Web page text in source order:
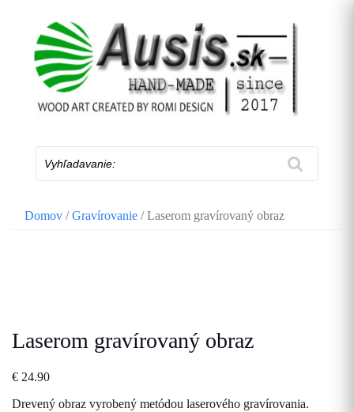
Domov /Gravírovanie / Laserom gravírovaný obraz
Laserom gravírovaný obraz
€ 24.90
Drevený obraz vyrobený metódou laserového gravírovania.